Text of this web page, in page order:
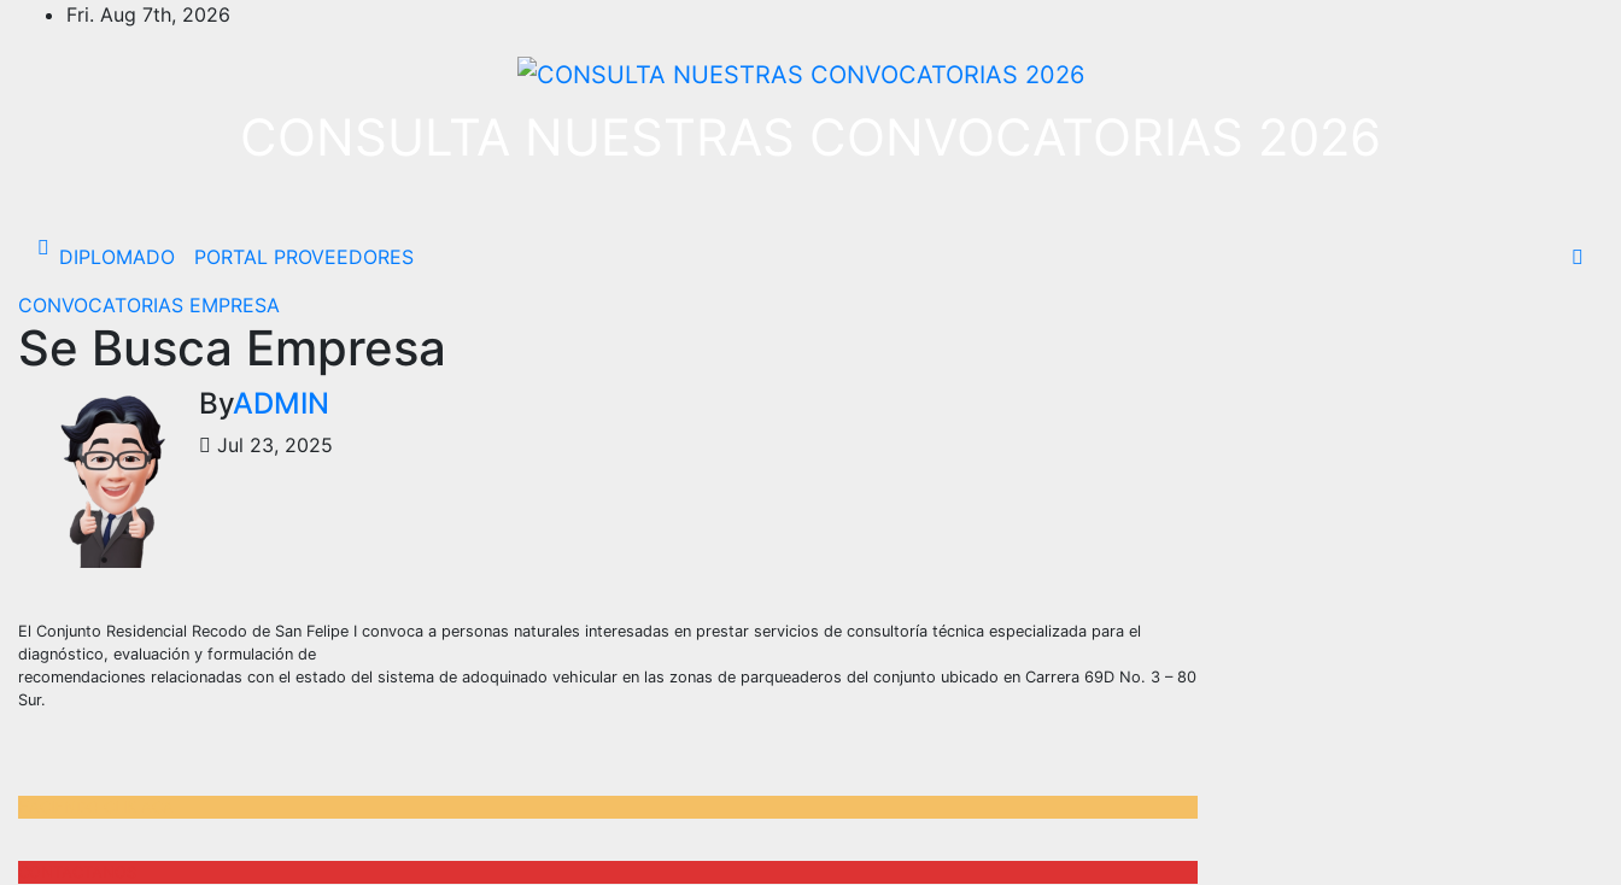
Fri. Aug 7th, 2026
DIPLOMADO
PORTAL PROVEEDORES
CONVOCATORIAS EMPRESA
Se Busca Empresa
ByADMIN
Jul 23, 2025
El Conjunto Residencial Recodo de San Felipe I convoca a personas naturales interesadas en prestar servicios de consultoría técnica especializada para el
diagnóstico, evaluación y formulación de
recomendaciones relacionadas con el estado del sistema de adoquinado vehicular en las zonas de parqueaderos del conjunto ubicado en Carrera 69D No. 3 – 80
Sur.